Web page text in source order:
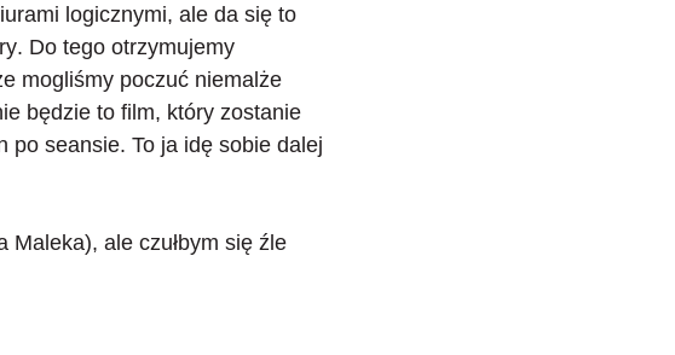
logicznymi, ale da się to
. Do tego otrzymujemy
mogliśmy poczuć niemalże
będzie to film, który zostanie
po seansie. To ja idę sobie dalej
ale czułbym się źle